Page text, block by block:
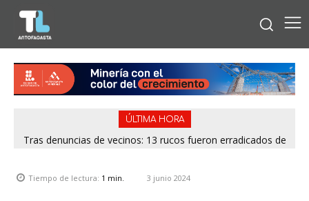
ÚLTIMA HORA
Tras denuncias de vecinos: 13 rucos fueron erradicados de
Tiempo de lectura: 1 min. 3 junio 2024